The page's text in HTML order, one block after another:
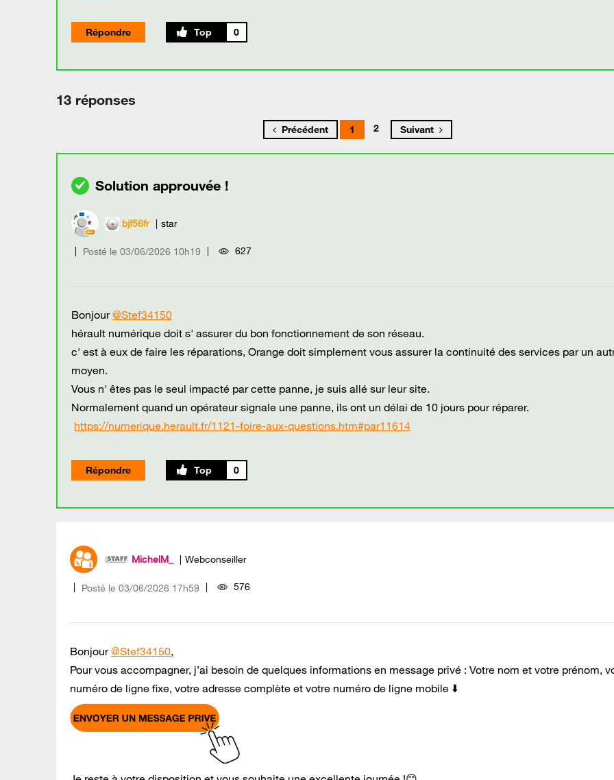
Répondre 0
13 réponses
Précédent 1 2 Suivant
bjf56fr star
Posté le ‎03/06/2026 10h19 627
Bonjour@Stef34150
hérault numérique doit s' assurer du bon fonctionnement de son réseau.
c' est à eux de faire les réparations, Orange doit simplement vous assurer la continuité des services par un
moyen.
Vous n' êtes pas le seul impacté par cette panne, je suis allé sur leur site.
Normalement quand un opérateur signale une panne, ils ont un délai de 10 jours pour réparer.
https://numerique.herault.fr/1121-foire-aux-questions.htm#par11614
Répondre 0
MichelM_ Webconseiller
Posté le ‎03/06/2026 17h59 576
Bonjour@Stef34150,
Pour vous accompagner, j’ai besoin de quelques informations en message privé : Votre nom et votre prénom,
numéro de ligne fixe, votre adresse complète et votre numéro de ligne mobile ⬇️